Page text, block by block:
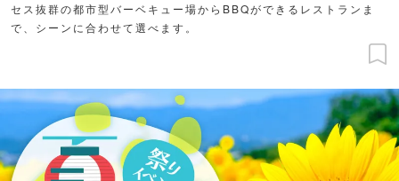
セス抜群の都市型バーベキュー場からBBQができるレストランま
で、シーンに合わせて選べます。